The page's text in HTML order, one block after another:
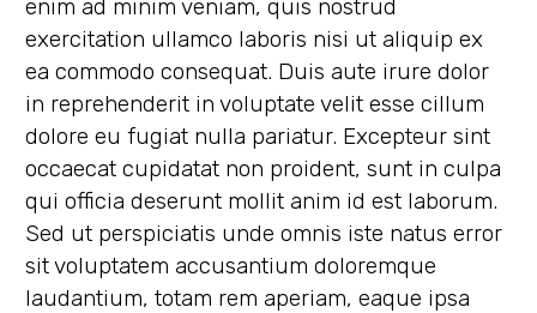
enim ad minim veniam, quis nostrud
exercitation ullamco laboris nisi ut aliquip ex
ea commodo consequat. Duis aute irure dolor
in reprehenderit in voluptate velit esse cillum
dolore eu fugiat nulla pariatur. Excepteur sint
occaecat cupidatat non proident, sunt in culpa
qui officia deserunt mollit anim id est laborum.
Sed ut perspiciatis unde omnis iste natus error
sit voluptatem accusantium doloremque
laudantium, totam rem aperiam, eaque ipsa